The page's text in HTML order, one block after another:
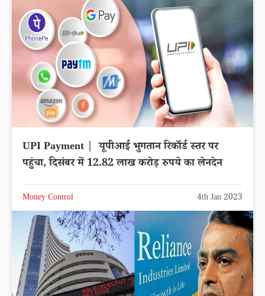
UPI Payment | यूपीआई भुगतान रिकॉर्ड स्तर पर
पहुंचा, दिसंबर में 12.82 लाख करोड़ रुपये का लेनदेन
Money Control 4th Jan 2023